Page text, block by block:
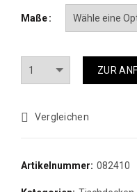
Maße
ZUR
Vergleichen
Artikelnummer: 082410